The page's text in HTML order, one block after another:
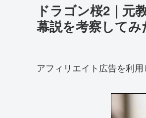
ドラゴン桜2｜元
幕説を考察してみ
アフィリエイト広告を利用